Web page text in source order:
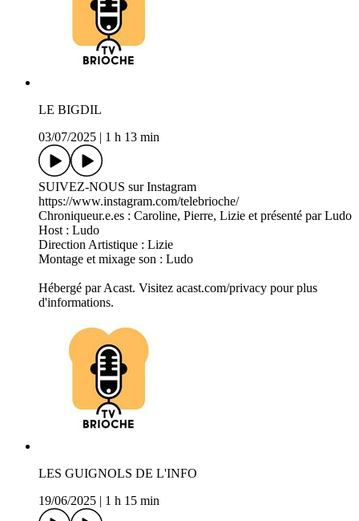
LE BIGDIL
03/07/2025
1 h 13 min
SUIVEZ-NOUS sur Instagram
https://www.instagram.com/telebrioche/
Chroniqueur.e.es : Caroline, Pierre, Lizie et présenté par Ludo
Host : Ludo
Direction Artistique : Lizie
Montage et mixage son : Ludo
Hébergé par Acast. Visitez acast.com/privacy pour plus
d'informations.
LES GUIGNOLS DE L'INFO
19/06/2025
1 h 15 min